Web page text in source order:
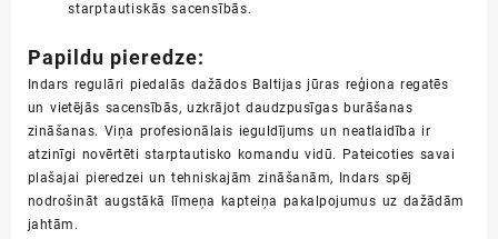
starptautiskās sacensībās.
Papildu pieredze:
Indars regulāri piedalās dažādos Baltijas jūras reģiona regatēs
un vietējās sacensībās, uzkrājot daudzpusīgas burāšanas
zināšanas. Viņa profesionālais ieguldījums un neatlaidība ir
atzinīgi novērtēti starptautisko komandu vidū. Pateicoties savai
plašajai pieredzei un tehniskajām zināšanām, Indars spēj
nodrošināt augstākā līmeņa kapteiņa pakalpojumus uz dažādām
jahtām.